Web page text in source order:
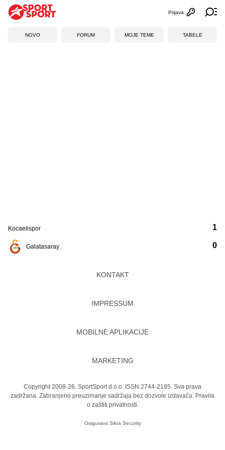
Otvori
Prijava
NOVO FORUM MOJE TEME TABELE
Kocaelispor
Galatasaray
1
0
KONTAKT
IMPRESSUM
MOBILNE APLIKACIJE
MARKETING
Copyright 2008-26. SportSport d.o.o. ISSN 2744-2195. Sva prava
zadržana. Zabranjeno preuzimanje sadržaja bez dozvole izdavača. Pravila
o zaštiti privatnosti.
Osigurava Sikra Security